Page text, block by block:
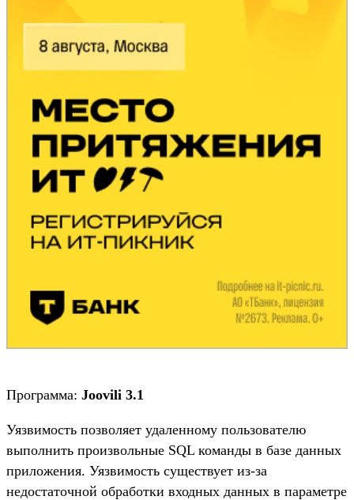
Программа: Joovili 3.1
Уязвимость позволяет удаленному пользователю
выполнить произвольные SQL команды в базе данных
приложения. Уязвимость существует из-за
недостаточной обработки входных данных в параметре